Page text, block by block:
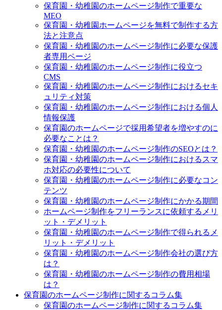
保育園・幼稚園のホームページ制作で重要な
MEO
保育園・幼稚園ホームページを無料で制作する方
法と注意点
保育園・幼稚園のホームページ制作に必要な保護
者専用ページ
保育園・幼稚園のホームページ制作に役立つ
CMS
保育園・幼稚園のホームページ制作におけるセキ
ュリティ対策
保育園・幼稚園のホームページ制作における個人
情報保護
保育園のホームページで採用希望者を増やすのに
必要なことは？
保育園・幼稚園のホームページ制作のSEOとは？
保育園・幼稚園のホームページ制作におけるスマ
ホ対応の必要性について
保育園・幼稚園のホームページ制作に必要なコン
テンツ
保育園・幼稚園のホームページ制作にかかる期間
ホームページ制作をフリーランスに依頼するメリ
ット・デメリット
保育園・幼稚園のホームページ制作で得られるメ
リット・デメリット
保育園・幼稚園のホームページ制作会社の選び方
は？
保育園・幼稚園のホームページ制作の費用相場
は？
保育園のホームページ制作に関するコラム集
保育園のホームページ制作に関するコラム集